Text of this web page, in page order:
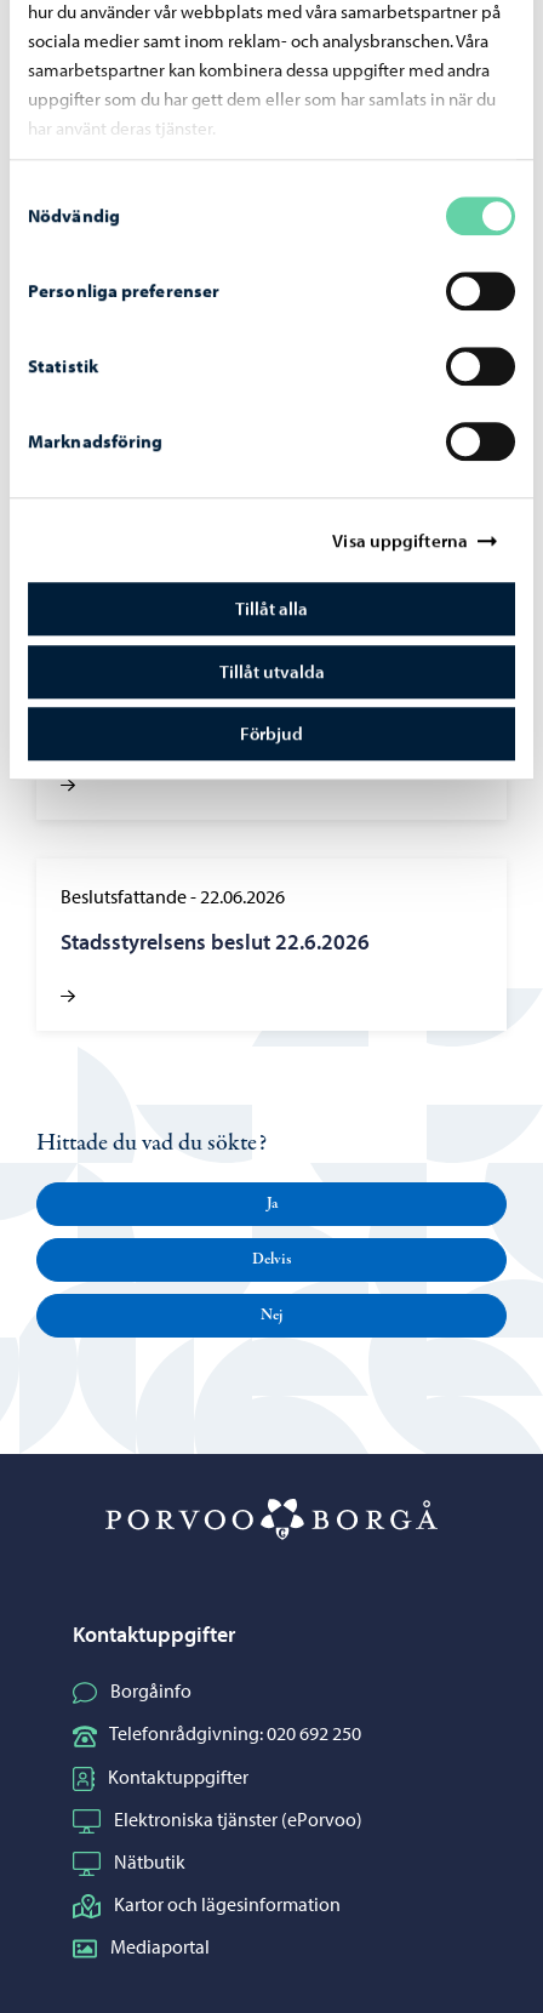
hur du använder vår webbplats med våra samarbetspartner på
sociala medier samt inom reklam- och analysbranschen. Våra
samarbetspartner kan kombinera dessa uppgifter med andra
uppgifter som du har gett dem eller som har samlats in när du
har använt deras tjänster.
Nödvändig
Personliga preferenser
Statistik
Marknadsföring
Visa uppgifterna
Tillåt alla
Tillåt utvalda
Förbjud
Stadsstyrelsens beslut 29.6.2026
Borgå stad informerar
Stadsutvecklingsnämndens beslut 23.6.2026
Borgå stad informerar- 22.06.2026
Tillstånds- och tillsynsnämndens beslut
Beslutsfattande-22.06.2026
Stadsstyrelsens beslut 22.6.2026
Hittade du vad du sökte?
Ja
Delvis
Nej
Kontaktuppgifter
Borgåinfo
Telefonrådgivning: 020 692 250
Kontaktuppgifter
Elektroniska tjänster (ePorvoo)
Nätbutik
Kartor och lägesinformation
Mediaportal